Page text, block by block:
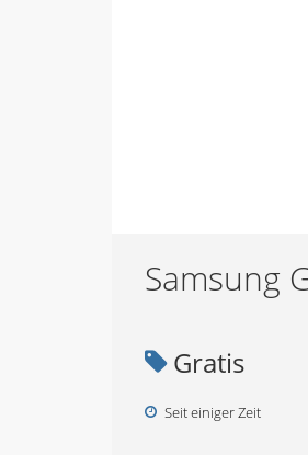
Samsung
Gratis
Seit einiger Zeit